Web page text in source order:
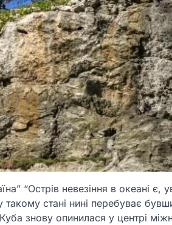
“Острів невезіння в океані
такому стані нині перебуває
знову опинилася у центрі